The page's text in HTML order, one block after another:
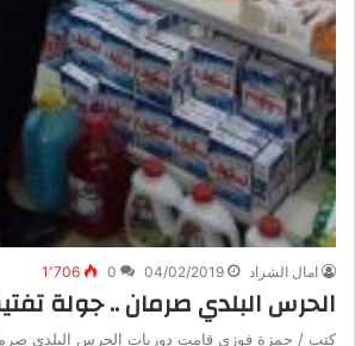
امال الشراد 04/02/2019
0 1٬706
الحرس البلدي صرمان .. جولة
كتب / حمزة فوزي قامت دوريات الحرس البلدى